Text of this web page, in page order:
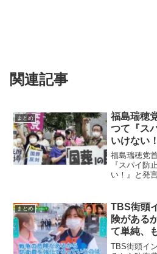
関連記事
まとめ
福島瑞穂
つて『ス
いけない
なったの
防止法が
→ネット
福島瑞穂党
『スパイ防
い！』と発
止法に怯え
党の福島瑞
まとめ
TBS街頭
険がある
て単純、
してほし
TBS街頭イ